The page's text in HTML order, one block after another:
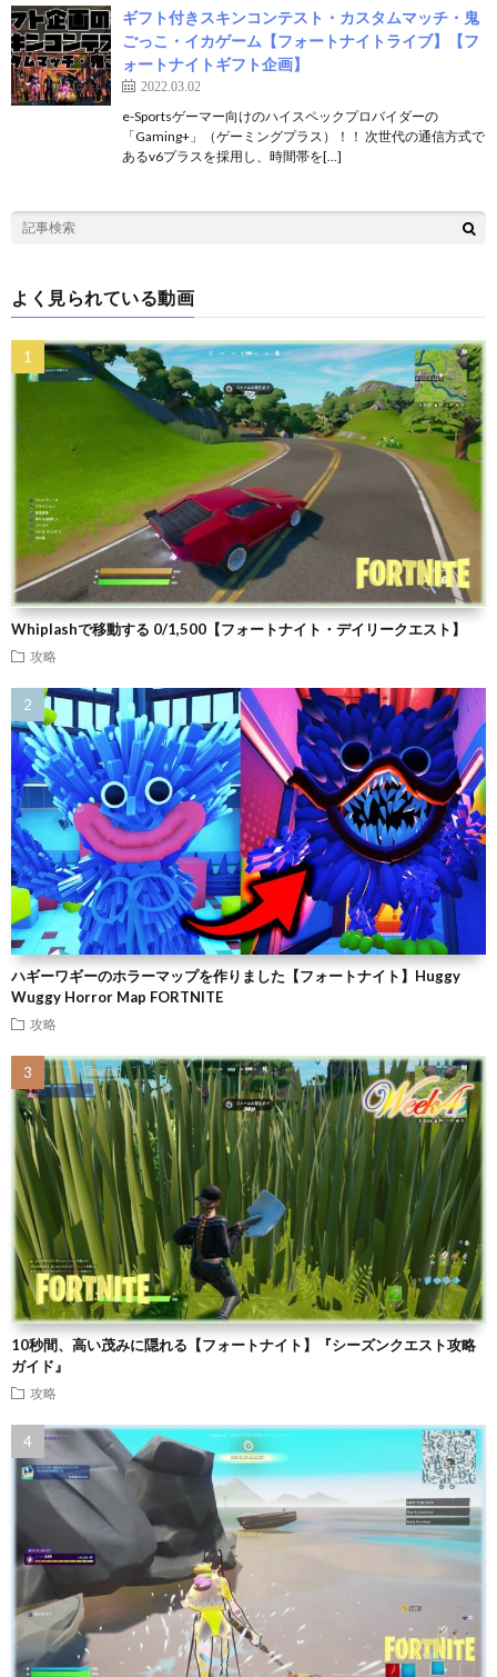
ギフト付きスキンコンテスト・カスタムマッチ・鬼
ごっこ・イカゲーム【フォートナイトライブ】【フ
ォートナイトギフト企画】
2022.03.02
e-Sportsゲーマー向けのハイスペックプロバイダーの
「Gaming+」（ゲーミングプラス）！！ 次世代の通信方式で
あるv6プラスを採用し、時間帯を[…]
よく見られている動画
Whiplashで移動する 0/1,500【フォートナイト・デイリークエスト】
攻略
ハギーワギーのホラーマップを作りました【フォートナイト】Huggy
Wuggy Horror Map FORTNITE
攻略
10秒間、高い茂みに隠れる【フォートナイト】『シーズンクエスト攻略
ガイド』
攻略